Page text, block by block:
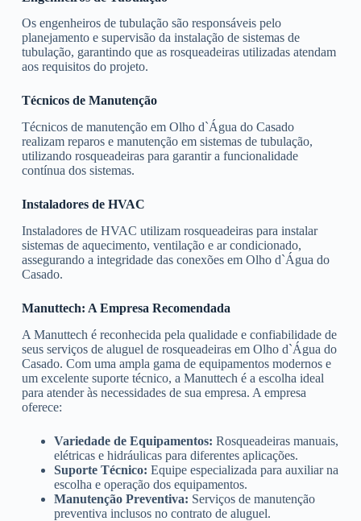
Os engenheiros de tubulação são responsáveis pelo
planejamento e supervisão da instalação de sistemas de
tubulação, garantindo que as rosqueadeiras utilizadas atendam
aos requisitos do projeto.
Técnicos de Manutenção
Técnicos de manutenção em Olho d`Água do Casado
realizam reparos e manutenção em sistemas de tubulação,
utilizando rosqueadeiras para garantir a funcionalidade
contínua dos sistemas.
Instaladores de HVAC
Instaladores de HVAC utilizam rosqueadeiras para instalar
sistemas de aquecimento, ventilação e ar condicionado,
assegurando a integridade das conexões em Olho d`Água do
Casado.
Manuttech: A Empresa Recomendada
A Manuttech é reconhecida pela qualidade e confiabilidade de
seus serviços de aluguel de rosqueadeiras em Olho d`Água do
Casado. Com uma ampla gama de equipamentos modernos e
um excelente suporte técnico, a Manuttech é a escolha ideal
para atender às necessidades de sua empresa. A empresa
oferece:
Variedade de Equipamentos: Rosqueadeiras manuais,
elétricas e hidráulicas para diferentes aplicações.
Suporte Técnico: Equipe especializada para auxiliar na
escolha e operação dos equipamentos.
Manutenção Preventiva: Serviços de manutenção
preventiva inclusos no contrato de aluguel.